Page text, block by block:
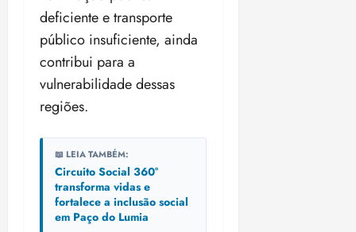
deficiente e transporte
público insuficiente, ainda
contribui para a
vulnerabilidade dessas
regiões.
📖 LEIA TAMBÉM:
Circuito Social 360°
transforma vidas e
fortalece a inclusão social
em Paço do Lumia